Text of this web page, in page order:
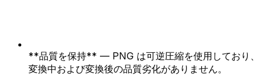
**品質を保持** — PNG は可逆圧縮を使用しており、
変換中および変換後の品質劣化がありません。